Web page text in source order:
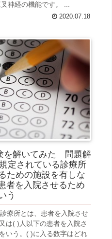
神経の機能です。 ...
2020.07.18
を解いてみた 問題解
されている診療所
ための施設を有しな
者を入院させるため
う
療所とは、患者を入院させ
は( )人以下の患者を入院さ
いう。( )に入る数字はどれ